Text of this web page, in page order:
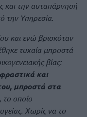
και την αυταπάρνησή
την Υπηρεσία.
και ενώ βρισκόταν
τυχαία μπροστά
βίας:
και
μπροστά στα
το οποίο
Χωρίς να το